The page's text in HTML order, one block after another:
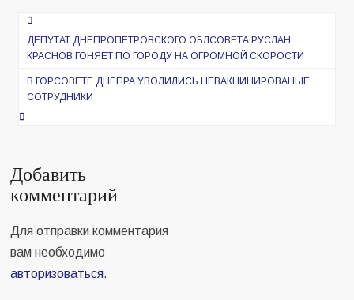
Навигация
по
записям
ДЕПУТАТ ДНЕПРОПЕТРОВСКОГО ОБЛСОВЕТА РУСЛАН
КРАСНОВ ГОНЯЕТ ПО ГОРОДУ НА ОГРОМНОЙ СКОРОСТИ
В ГОРСОВЕТЕ ДНЕПРА УВОЛИЛИСЬ НЕВАКЦИНИРОВАНЫЕ
СОТРУДНИКИ
Добавить
комментарий
Для отправки комментария
вам необходимо
авторизоваться.